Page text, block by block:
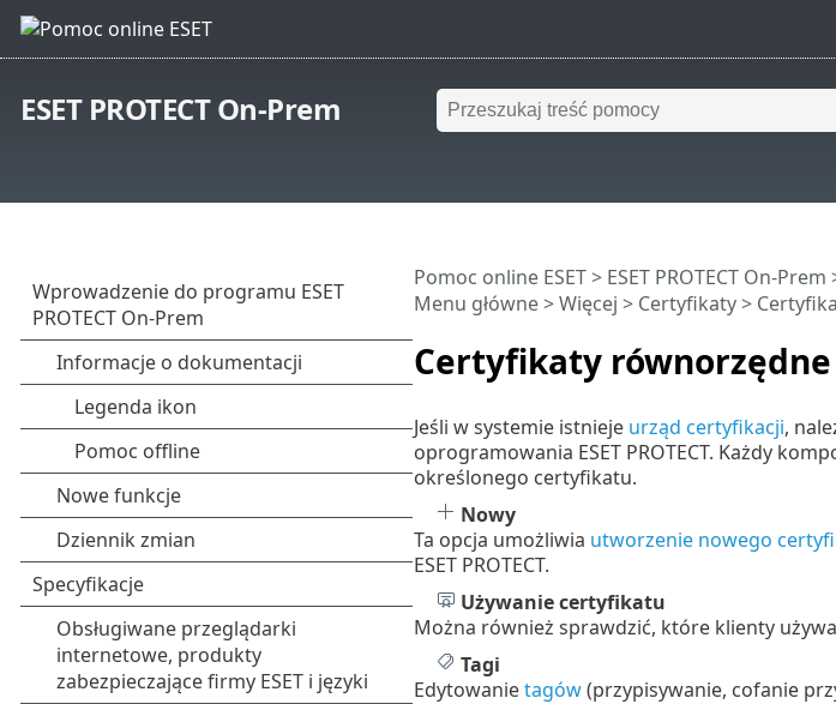
ESET PROTECT On-Prem
Certyfikaty równorzędne
Pomoc online ESET> ESET PROTECT On-Prem
Menu główne>Więcej > Certyfikaty>
Jeśli w systemie istnieje urząd certyfikacji,
oprogramowania ESET PROTECT. Każdy
określonego certyfikatu.
Nowy
Ta opcja umożliwia utworzenie nowego
ESET PROTECT.
Używanie certyfikatu
Można również sprawdzić, które klienty
Tagi
Edytowanietagów(przypisywanie, cofanie